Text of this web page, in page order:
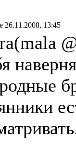
26.11.2008, 13:45